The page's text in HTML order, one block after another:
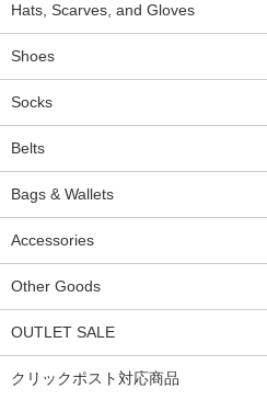
Hats, Scarves, and Gloves
Shoes
Socks
Belts
Bags & Wallets
Accessories
Other Goods
OUTLET SALE
クリックポスト対応商品